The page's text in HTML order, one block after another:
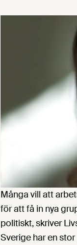
Många vill att
för att få in nya
politiskt, skriver
Sverige har en